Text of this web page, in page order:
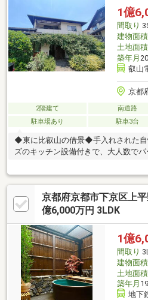
1億
間取り
建物面積
土地面積
築年月
叡山
京都
2階建て 南道路
駐車場あり
駐車3台
◆東に比叡山の借景◆手入れされた
ズのキッチン設備付きで、大人数で
京都府京都市下京区上
億6,000万円 3LDK
1億
間取り
建物面積
土地面積
築年月
地下